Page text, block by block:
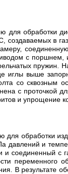
для обработки
в
с поршнем,
иглы выше
со сквозным
с проточкой
и упрощение
для обработки
давлений и
соединенный с
В результате